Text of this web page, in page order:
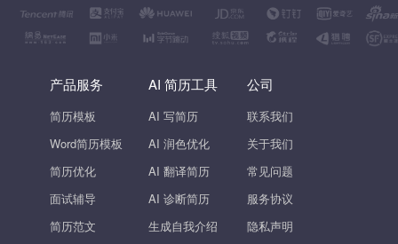
产品服务
简历模板
Word简历模板
简历优化
面试辅导
简历范文
AI 简历工具
AI 写简历
AI 润色优化
AI 翻译简历
AI 诊断简历
生成自我介绍
公司
联系我们
关于我们
常见问题
服务协议
隐私声明